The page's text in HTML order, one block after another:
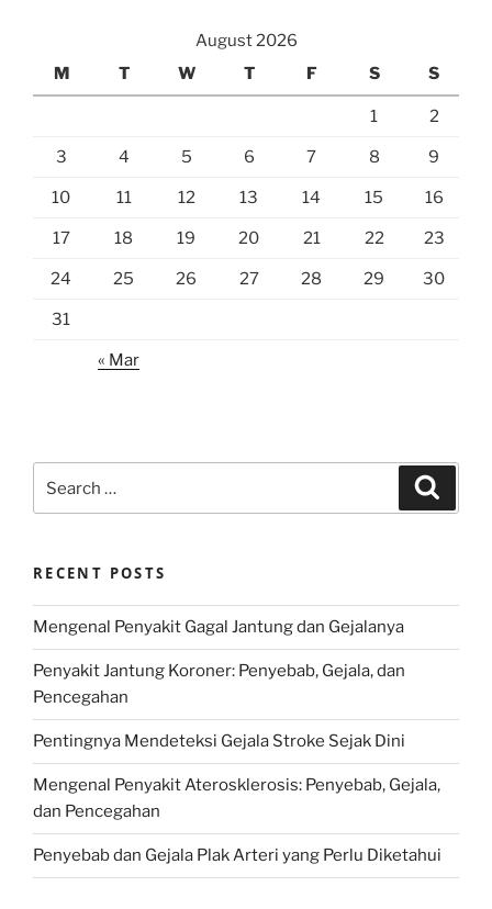
August 2026
M
T W T F S S
1 2
3 4 5 6 7 8 9
10 11 12 13 14 15 16
17 18 19 20 21 22 23
24 25 26 27 28 29 30
31
« Mar
for:
RECENT POSTS
Mengenal Penyakit Gagal Jantung dan Gejalanya
Penyakit Jantung Koroner: Penyebab, Gejala, dan
Pencegahan
Pentingnya Mendeteksi Gejala Stroke Sejak Dini
Mengenal Penyakit Aterosklerosis: Penyebab, Gejala,
dan Pencegahan
Penyebab dan Gejala Plak Arteri yang Perlu Diketahui